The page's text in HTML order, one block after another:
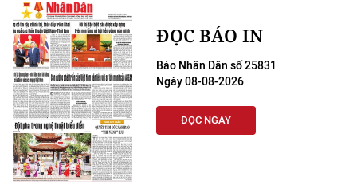
ĐỌC BÁO IN
Báo Nhân Dân số 25831
Ngày 08-08-2026
ĐỌC NGAY